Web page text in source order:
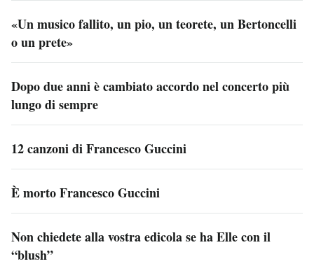
«Un musico fallito, un pio, un teorete, un Bertoncelli
o un prete»
Dopo due anni è cambiato accordo nel concerto più
lungo di sempre
12 canzoni di Francesco Guccini
È morto Francesco Guccini
Non chiedete alla vostra edicola se ha Elle con il
“blush”